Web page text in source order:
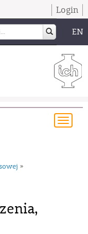
Login
EN
»